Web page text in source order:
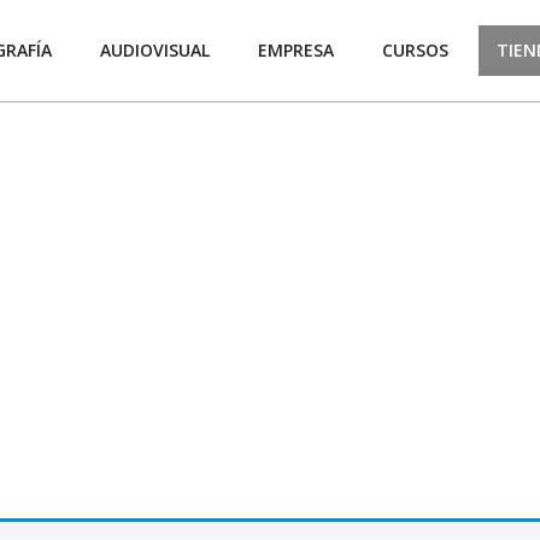
AUDIOVISUAL EMPRESA CURSOS